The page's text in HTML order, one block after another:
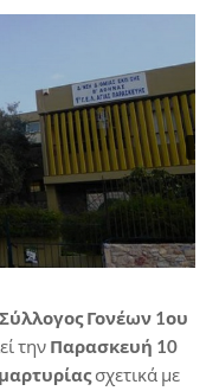
Σύλλογος Γονέων 1ου
την Παρασκευή 10
σχετικά με